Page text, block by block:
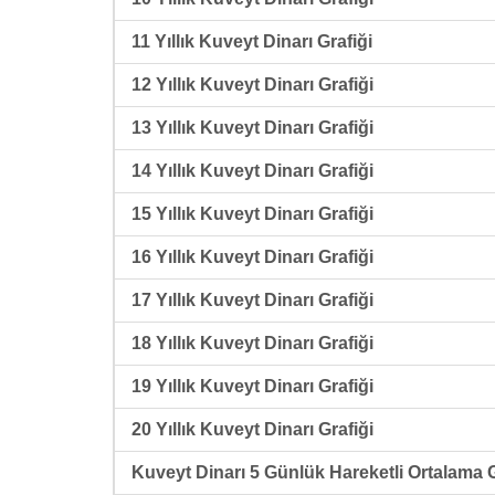
11 Yıllık Kuveyt Dinarı Grafiği
12 Yıllık Kuveyt Dinarı Grafiği
13 Yıllık Kuveyt Dinarı Grafiği
14 Yıllık Kuveyt Dinarı Grafiği
15 Yıllık Kuveyt Dinarı Grafiği
16 Yıllık Kuveyt Dinarı Grafiği
17 Yıllık Kuveyt Dinarı Grafiği
18 Yıllık Kuveyt Dinarı Grafiği
19 Yıllık Kuveyt Dinarı Grafiği
20 Yıllık Kuveyt Dinarı Grafiği
Kuveyt Dinarı 5 Günlük Hareketli Ortalama